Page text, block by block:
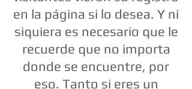
en la página si lo desea. Y ni
siquiera es necesario que le
recuerde que no importa
donde se encuentre, por
eso. Tanto si eres un